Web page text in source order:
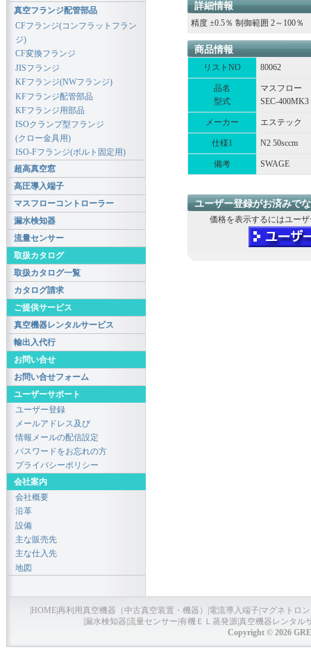
詳細情報
精度 ±0.5％ 制御範囲 2～100％
商品情報
リストNO 80062
品名
型式
マスフロー
SEC-400MK3
メーカー エステック
仕様1 N2 50sccm
備考 SWAGE
ユーザー登録がお済みで
価格を表示するにはユー
真空フランジ配管部品
CFフランジ(コンフラットフラン
ジ)
CF変換フランジ
JISフランジ
KFフランジ(NWフランジ)
KFフランジ配管部品
KFフランジ用部品
ISOクランプ型フランジ
(クロー金具用)
ISO-Fフランジ(ボルト固定用)
超高真空窓
高圧導入端子
マスフローコントローラー
漏水検知器
流量センサー
取扱カタログ
取扱カタログ一覧
カタログ請求
ご提供サービス
真空機器レンタルサービス
輸出入代行
お問い合せ
お問い合せフォーム
ユーザーサポート
ユーザー登録
メールアドレス及び
情報メールの配信設定
パスワードをお忘れの方
プライバシーポリシー
会社案内
会社概要
沿革
設備
主な販売先
主な仕入先
地図
HOME再利用真空機器（中古真空装置・機器） 電流導入端子 マグネトロ
漏水検知器 流量センサー 有機ＥＬ蒸発源真空機器レンタル
Copyright © 2026